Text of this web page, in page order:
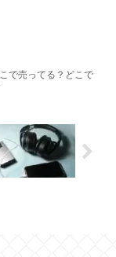
で売ってる？どこで